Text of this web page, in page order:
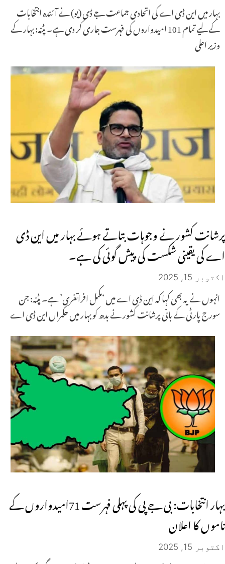
بہار میں این ڈی اے کی اتحادی جماعت جے ڈی (یو) نے آئندہ انتخابات
کے لیے تمام 101 امیدواروں کی فہرست جاری کر دی ہے۔ پٹنہ: بہار کے
وزیر اعلی
پرشانت کشور نے وجوہات بتاتے ہوئے بہار میں این ڈی
اے کی یقینی شکست کی پیش گوئی کی ہے۔
اکتوبر 15, 2025
انہوں نے یہ بھی کہا کہ این ڈی اے میں ‘مکمل افراتفری’ ہے۔ پٹنہ: جن
سورج پارٹی کے بانی پرشانت کشور نے بدھ کو بہار میں حکمراں این ڈی اے
بہار انتخابات: بی جے پی کی پہلی فہرست 71امیدواروں کے
ناموں کا اعلان
اکتوبر 15, 2025